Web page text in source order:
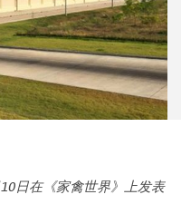
日在《家禽世界》上发表